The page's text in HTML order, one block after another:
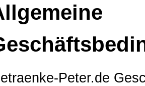
Peter.de